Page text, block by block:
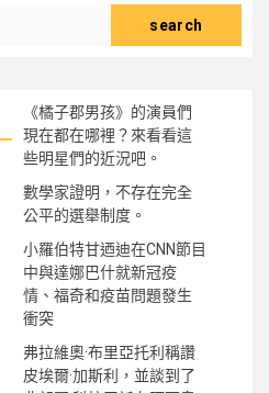
search
《橘子郡男孩》的演員們
現在都在哪裡？來看看這
些明星們的近況吧。
數學家證明，不存在完全
公平的選舉制度。
小羅伯特甘迺迪在CNN節目
中與達娜巴什就新冠疫
情、福奇和疫苗問題發生
衝突
弗拉維奧·布里亞托利稱讚
皮埃爾·加斯利，並談到了